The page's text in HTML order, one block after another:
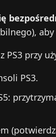
aby
PS3 przy
PS3.